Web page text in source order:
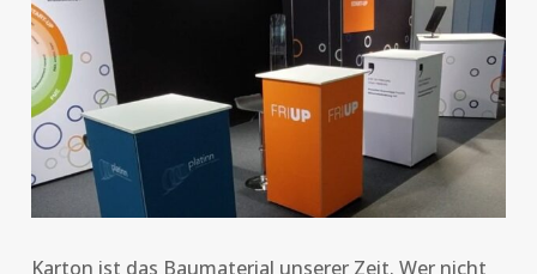
Karton ist das Baumaterial unserer Zeit. Wer nicht